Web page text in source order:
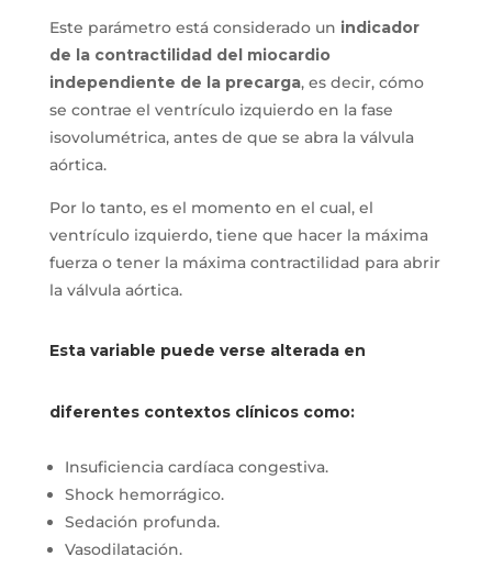
Este parámetro está considerado un indicador
de la contractilidad del miocardio
independiente de la precarga, es decir, cómo
se contrae el ventrículo izquierdo en la fase
isovolumétrica, antes de que se abra la válvula
aórtica.
Por lo tanto, es el momento en el cual, el
ventrículo izquierdo, tiene que hacer la máxima
fuerza o tener la máxima contractilidad para abrir
la válvula aórtica.
Esta variable puede verse alterada en
diferentes contextos clínicos como:
Insuficiencia cardíaca congestiva.
Shock hemorrágico.
Sedación profunda.
Vasodilatación.